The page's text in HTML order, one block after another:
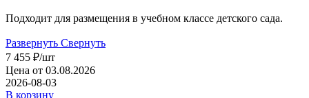
Подходит для размещения в учебном классе детского сада.
Развернуть Свернуть
7 455 ₽/шт
Цена от 03.08.2026
2026-08-03
В корзину